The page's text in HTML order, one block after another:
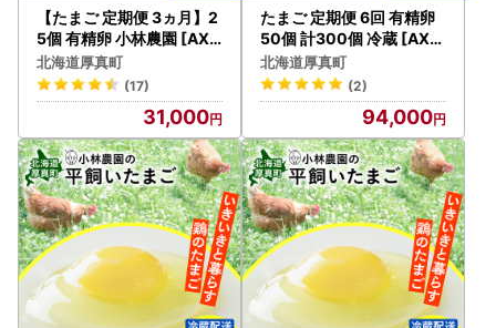
【たまご 定期便 3ヵ月】2
5個 有精卵 小林農園 [AXA
N004] たまご
北海道厚真町
(17)
31,000
たまご 定期便 6回 有精卵
50個 計300個 冷蔵 [AXA
N002]
北海道厚真町
(2)
94,000